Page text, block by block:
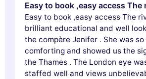
Easy to book ,easy access The
Easy to book ,easy access The
brilliant educational and well
the compère Jenifer . She was so
comforting and showed us the
the Thames . The London eye
staffed well and views